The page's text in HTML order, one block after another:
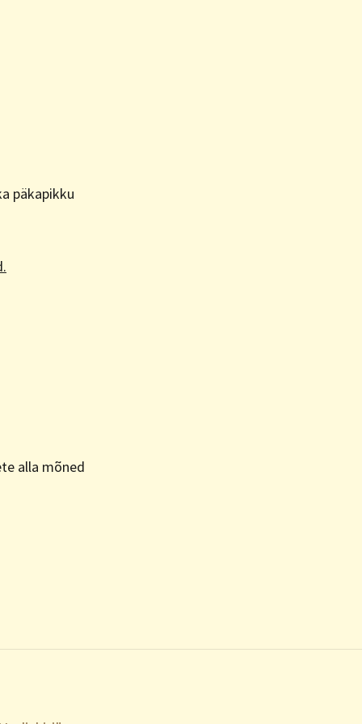
päkapikku
alla mõned